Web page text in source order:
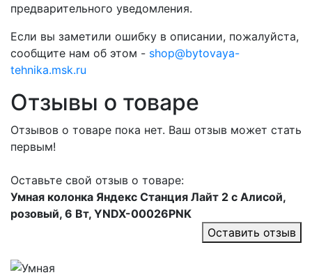
предварительного уведомления.
Если вы заметили ошибку в описании, пожалуйста,
сообщите нам об этом - shop@bytovaya-
tehnika.msk.ru
Отзывы о товаре
Отзывов о товаре пока нет. Ваш отзыв может стать
первым!
Оставьте свой отзыв о товаре:
Умная колонка Яндекс Станция Лайт 2 с Алисой,
розовый, 6 Вт, YNDX-00026PNK
Оставить отзыв